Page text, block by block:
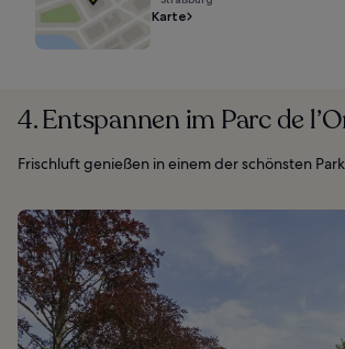
Karte
4. Entspannen im Parc de
Frischluft genießen in einem der schönsten